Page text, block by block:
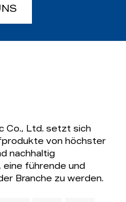
Co., Ltd. setzt sich
von höchster
nachhaltig
führende und
Branche zu werden.